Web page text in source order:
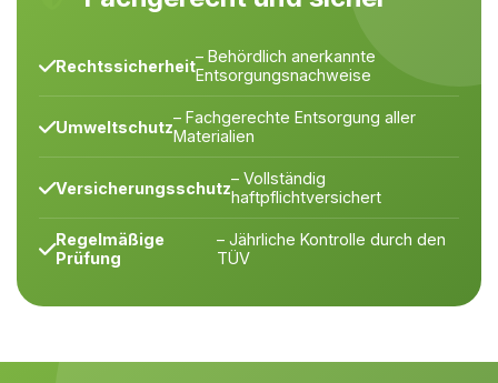
Rechtssicherheit– Behördlich anerkannte
Entsorgungsnachweise
Umweltschutz– Fachgerechte Entsorgung aller
Materialien
Versicherungsschutz– Vollständig
haftpflichtversichert
Regelmäßige
Prüfung
– Jährliche Kontrolle durch den
TÜV